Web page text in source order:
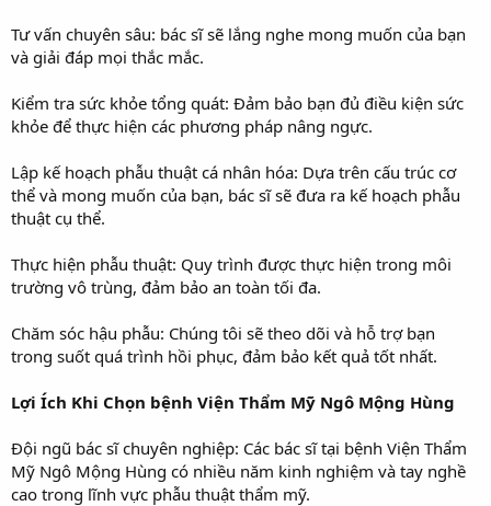
Tư vấn chuyên sâu: bác sĩ sẽ lắng nghe mong muốn của bạn
và giải đáp mọi thắc mắc.
Kiểm tra sức khỏe tổng quát: Đảm bảo bạn đủ điều kiện sức
khỏe để thực hiện các phương pháp nâng ngực.
Lập kế hoạch phẫu thuật cá nhân hóa: Dựa trên cấu trúc cơ
thể và mong muốn của bạn, bác sĩ sẽ đưa ra kế hoạch phẫu
thuật cụ thể.
Thực hiện phẫu thuật: Quy trình được thực hiện trong môi
trường vô trùng, đảm bảo an toàn tối đa.
Chăm sóc hậu phẫu: Chúng tôi sẽ theo dõi và hỗ trợ bạn
trong suốt quá trình hồi phục, đảm bảo kết quả tốt nhất.
Lợi Ích Khi Chọn bệnh Viện Thẩm Mỹ Ngô Mộng Hùng
Đội ngũ bác sĩ chuyên nghiệp: Các bác sĩ tại bệnh Viện Thẩm
Mỹ Ngô Mộng Hùng có nhiều năm kinh nghiệm và tay nghề
cao trong lĩnh vực phẫu thuật thẩm mỹ.